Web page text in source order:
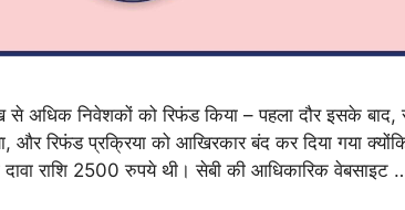
से अधिक निवेशकों को रिफंड किया – पहला दौर इसके बाद,
और रिफंड प्रक्रिया को आखिरकार बंद कर दिया गया
दावा राशि 2500 रुपये थी। सेबी की आधिकारिक वेबसाइट